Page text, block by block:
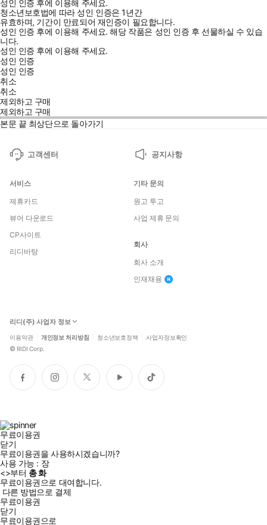
성인 인증 후에 이용해 주세요.
청소년보호법에 따라 성인 인증은 1년간
유효하며, 기간이 만료되어 재인증이 필요합니다.
성인 인증 후에 이용해 주세요.해당 작품은 성인 인증 후 선물하실 수 있습
니다.
성인 인증 후에 이용해 주세요.
성인 인증
성인 인증
취소
취소
제외하고 구매
제외하고 구매
본문 끝 최상단으로 돌아가기
고객센터 공지사항
서비스
제휴카드
뷰어 다운로드
CP사이트
리디바탕
기타 문의
원고 투고
사업 제휴 문의
회사
회사 소개
인재채용
리디(주) 사업자 정보
이용약관 개인정보 처리방침 청소년보호정책 사업자정보확인
© RIDI Corp.
페
이
인
스
트
위
유
튜
틱
톡
무료이용권
닫기
무료이용권을 사용하시겠습니까?
사용 가능 : 장
<>부터 총화
무료이용권으로 대여합니다.
다른 방법으로 결제
무료이용권
닫기
무료이용권으로